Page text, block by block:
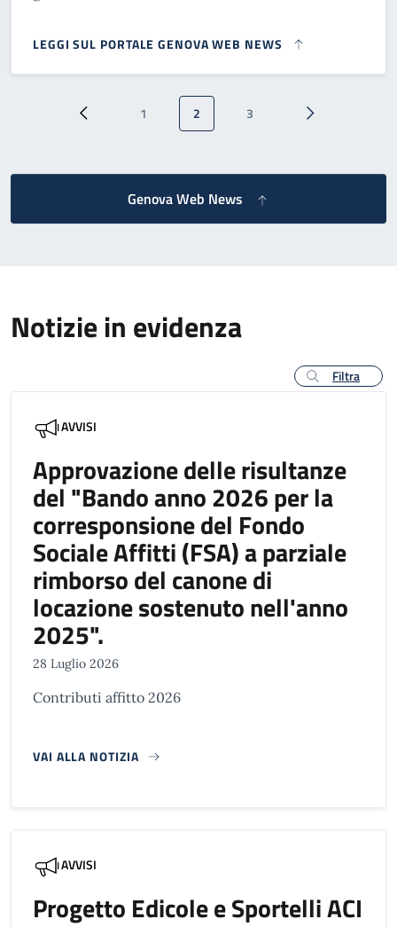
LEGGI SUL PORTALE GENOVA WEB NEWS
Paginazione
Pagina precedente
Pagina
1 Pagina attuale
2 Pagina
3 Pagina
Genova Web News
Notizie in evidenza
Filtra
AVVISI
Approvazione delle risultanze
del "Bando anno 2026 per la
corresponsione del Fondo
Sociale Affitti (FSA) a parziale
rimborso del canone di
locazione sostenuto nell'anno
2025".
28 Luglio 2026
Contributi affitto 2026
VAI ALLA NOTIZIA
AVVISI
Progetto Edicole e Sportelli ACI